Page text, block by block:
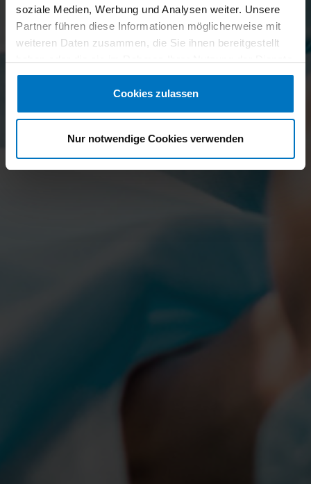
soziale Medien, Werbung und Analysen weiter. Unsere
Partner führen diese Informationen möglicherweise mit
weiteren Daten zusammen, die Sie ihnen bereitgestellt
gesammelt haben.
Cookies zulassen
Nur notwendige Cookies verwenden